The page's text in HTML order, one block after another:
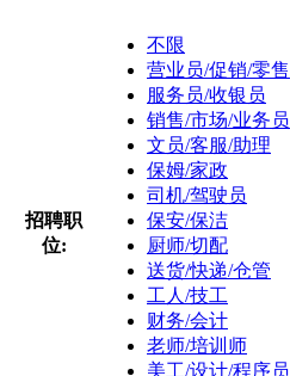
招聘职
位:
不限
营业员/促销/零售
服务员/收银员
销售/市场/业务员
文员/客服/助理
保姆/家政
司机/驾驶员
保安/保洁
厨师/切配
送货/快递/仓管
工人/技工
财务/会计
老师/培训师
美工/设计/程序员